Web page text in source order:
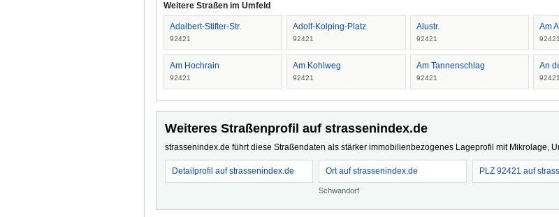
Weitere Straßen im Umfeld
Adalbert-Stifter-Str.
92421
Adolf-Kolping-Platz
92421
Alustr.
92421
Am
92421
Am Hochrain
92421
Am Kohlweg
92421
Am Tannenschlag
92421
An
92421
Weiteres Straßenprofil auf strassenindex.de
strassenindex.de führt diese Straßendaten als stärker immobilienbezogenes Lageprofil mit Mikrolage,
Detailprofil auf strassenindex.de Ort auf strassenindex.de
Schwandorf
PLZ 92421 auf